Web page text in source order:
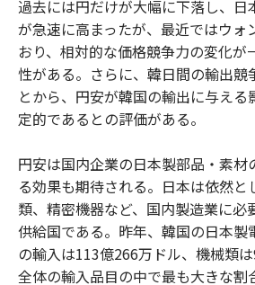
過去には円だけが大幅に下落し、日
が急速に高まったが、最近ではウォ
おり、相対的な価格競争力の変化が
性がある。さらに、韓日間の輸出競
とから、円安が韓国の輸出に与える
定的であるとの評価がある。
円安は国内企業の日本製部品・素材
る効果も期待される。日本は依然
類、精密機器など、国内製造業に必
供給国である。昨年、韓国の日本製
の輸入は113億266万ドル、機械類は
全体の輸入品目の中で最も大きな割